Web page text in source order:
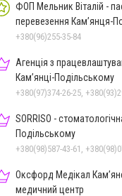
ФОП Мельник Віталій -
перевезення Кам’янця-
+380(96)255-35-84
Агенція з
Кам’янці-Подільському
SORRISO -
Подільському
Оксфорд Медікал
медичний центр